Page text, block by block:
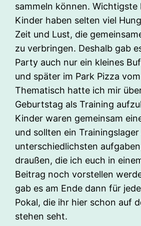
sammeln können. Wichtigste
Kinder haben selten viel
Zeit und Lust, die
zu verbringen. Deshalb gab
Party auch nur ein kleines
und später im Park Pizza
Thematisch hatte ich mir
Geburtstag als Training
Kinder waren gemeinsam
und sollten ein
unterschiedlichsten
draußen, die ich euch in
Beitrag noch vorstellen
gab es am Ende dann für
Pokal, die ihr hier schon auf
stehen seht.